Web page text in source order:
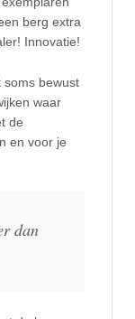
berg extra
Innovatie!
soms bewust
waar
de
en voor je
dan